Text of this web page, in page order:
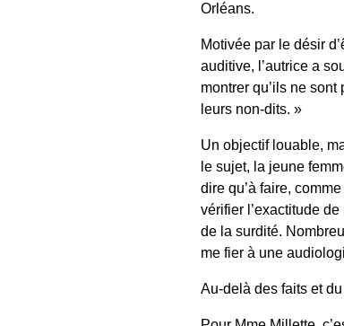
Orléans.
Motivée par le désir
auditive, l’autrice a
montrer qu’ils ne
leurs non-dits. »
Un objectif louable,
le sujet, la jeune
dire qu’à faire,
vérifier l’exactitude
de la surdité.
me fier à une
Au-delà des faits et